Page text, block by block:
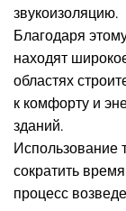
звукоизоляцию.
Благодаря
находят
областях
к комфорту и
зданий.
Использование
сократить
процесс